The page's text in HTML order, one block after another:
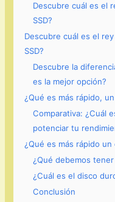
Descubre cuál es el
SSD?
Descubre cuál es el
SSD?
Descubre la
es la mejor opción?
¿Qué es más rápido,
Comparativa: ¿Cuál
potenciar tu
¿Qué es más rápido
¿Qué debemos
¿Cuál es el disco
Conclusión